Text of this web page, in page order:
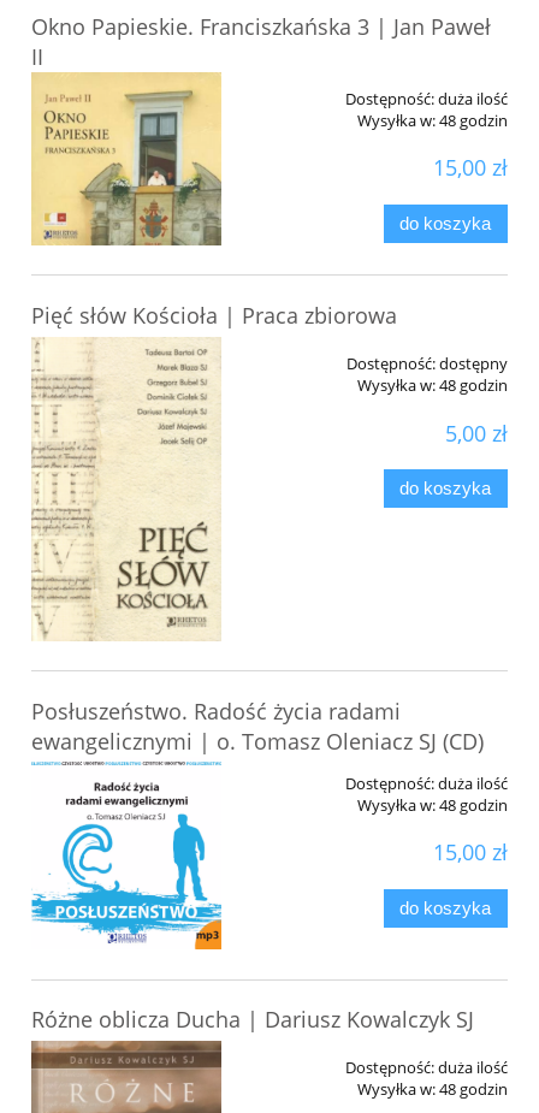
Okno Papieskie. Franciszkańska 3 | Jan Paweł
II
Dostępność:duża ilość
Wysyłka w:48 godzin
15,00 zł
do koszyka
Pięć słów Kościoła | Praca zbiorowa
Dostępność:dostępny
Wysyłka w:48 godzin
5,00 zł
do koszyka
Posłuszeństwo. Radość życia radami
ewangelicznymi | o. Tomasz Oleniacz SJ (CD)
Dostępność:duża ilość
Wysyłka w:48 godzin
15,00 zł
do koszyka
Różne oblicza Ducha | Dariusz Kowalczyk SJ
Dostępność:duża ilość
Wysyłka w:48 godzin